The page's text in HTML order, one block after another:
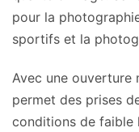
pour la
sportifs et la
Avec une
permet des prises
conditions de faible